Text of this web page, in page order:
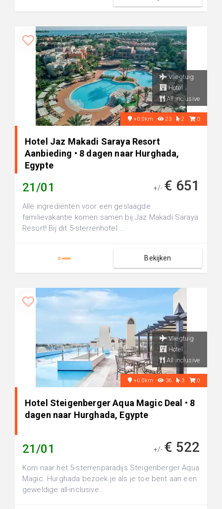
Vliegtuig
Hotel
All inclusive
+0.0km 23 2 0
Hotel Jaz Makadi Saraya Resort
Aanbieding • 8 dagen naar Hurghada,
Egypte
21/01 +/- € 651
Alle ingrediënten voor een geslaagde
familievakantie komen samen bij Jaz Makadi Saraya
Resort! Bij dit 5-sterrenhotel ...
Bekijken
Vliegtuig
Hotel
All inclusive
+0.0km 36 3 0
Hotel Steigenberger Aqua Magic Deal • 8
dagen naar Hurghada, Egypte
21/01 +/- € 522
Kom naar het 5-sterrenparadijs Steigenberger Aqua
Magic. Hurghada bezoek je als je toe bent aan een
geweldige all-inclusive...